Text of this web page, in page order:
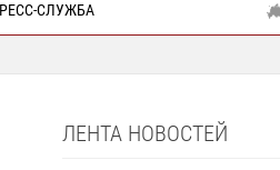
СЛУЖБА
ЛЕНТА НОВОСТЕЙ